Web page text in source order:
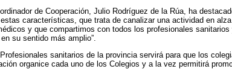
de Cooperación, Julio Rodríguez de la Rúa, ha
características, que trata de canalizar una actividad en
y que compartimos con todos los profesionales
su sentido más amplio”.
sanitarios de la provincia servirá para que los
organice cada uno de los Colegios y a la vez permitirá